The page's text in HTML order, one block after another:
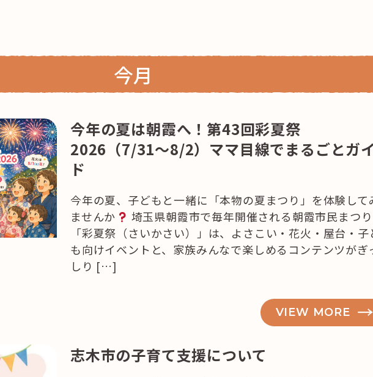
暮らし
学び・教育
HAREL
リノベ事例
今月
今年の夏は朝霞へ！第43回彩夏祭
2026（7/31〜8/2）ママ目線でまるごとガイ
ド
今年の夏、子どもと一緒に「本物の夏まつり」を体験して
ませんか
埼玉県朝霞市で毎年開催される朝霞市民まつり
「彩夏祭（さいかさい）」は、よさこい・花火・屋台・子
も向けイベントと、家族みんなで楽しめるコンテンツがぎ
しり […]
VIEW MORE
志木市の子育て支援について